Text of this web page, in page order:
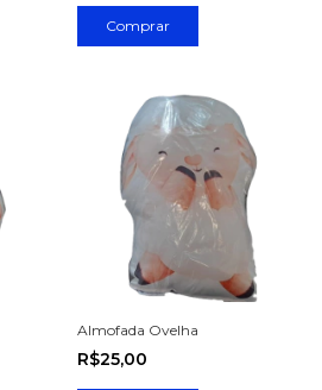
Almofada Ovelha
R$25,00